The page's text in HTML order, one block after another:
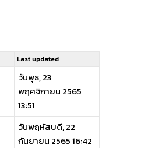
Last updated
วันพุธ, 23
พฤศจิกายน 2565
13:51
วันพฤหัสบดี, 22
กันยายน 2565 16:42